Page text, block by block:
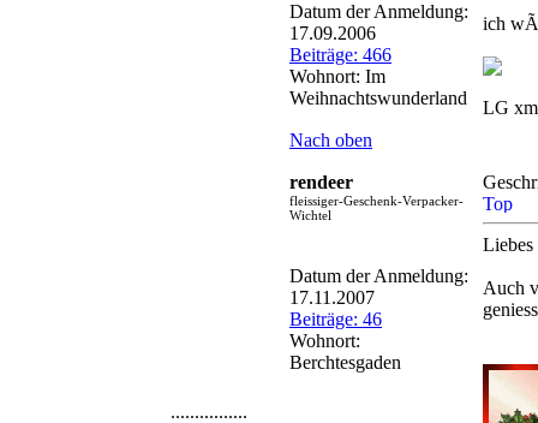
................
Datum der Anmeldung:
17.09.2006
Beiträge: 466
Wohnort: Im
Weihnachtswunderland
ich
LG
Nach oben
rendeer
fleissiger-Geschenk-Verpacker-
Wichtel
Datum der Anmeldung:
17.11.2007
Beiträge: 46
Wohnort:
Berchtesgaden
Liebes
Auch